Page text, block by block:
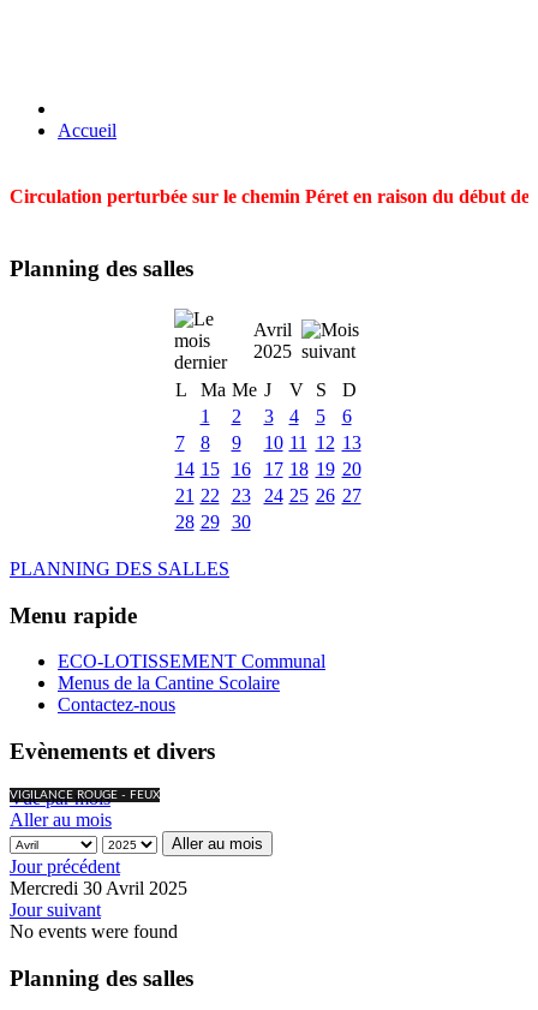
Accueil
Circulation perturbée sur le chemin Péret en raison du début
Planning des salles
Avril
2025
L
Ma Me J V S
D
1
2 3 4 5
6
7
8 9 10 11 12 13
14 15 16 17 18 19 20
21 22 23 24 25 26 27
28 29 30
PLANNING DES SALLES
Menu rapide
ECO-LOTISSEMENT Communal
Menus de la Cantine Scolaire
Contactez-nous
Evènements et divers
VIGILANCE ROUGE - FEUX
Vue par mois
Aller au mois
Aller au mois
Jour précédent
Mercredi 30 Avril 2025
Jour suivant
No events were found
Planning des salles